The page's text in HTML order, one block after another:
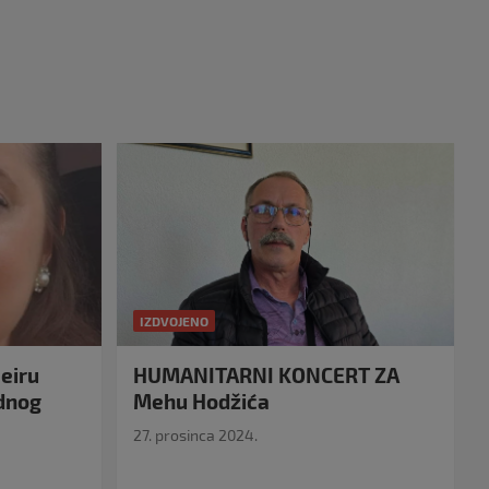
IZDVOJENO
HUMANITARNI KONCERT ZA
Mehu Hodžića
27. prosinca 2024.